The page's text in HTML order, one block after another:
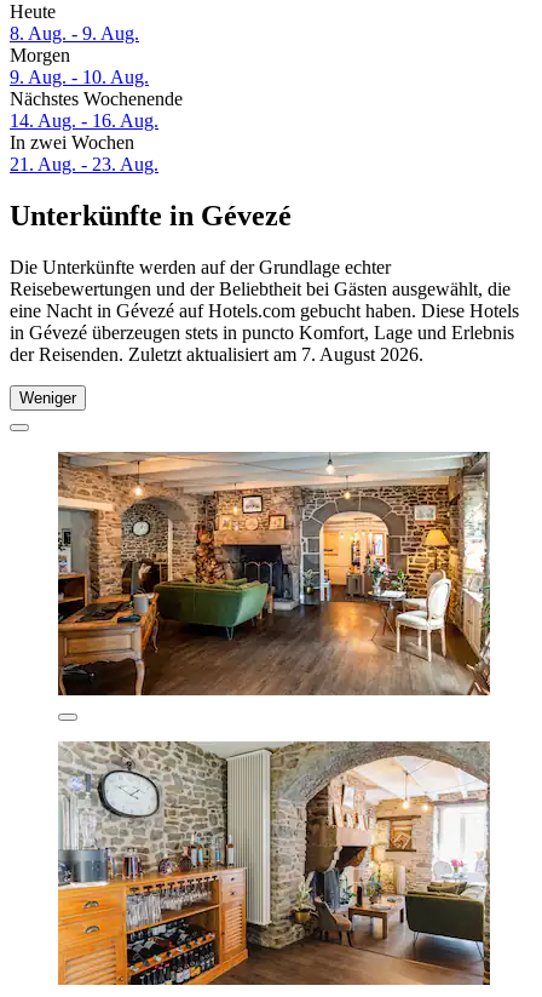
Heute
8. Aug. - 9. Aug.
Morgen
9. Aug. - 10. Aug.
Nächstes Wochenende
14. Aug. - 16. Aug.
In zwei Wochen
21. Aug. - 23. Aug.
Unterkünfte in Gévezé
Die Unterkünfte werden auf der Grundlage echter
Reisebewertungen und der Beliebtheit bei Gästen ausgewählt, die
eine Nacht in Gévezé auf Hotels.com gebucht haben. Diese Hotels
in Gévezé überzeugen stets in puncto Komfort, Lage und Erlebnis
der Reisenden. Zuletzt aktualisiert am 7. August 2026.
Weniger